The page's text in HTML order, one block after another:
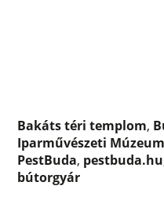
Bakáts téri templom,
Iparművészeti Múzeum
PestBuda, pestbuda.hu
bútorgyár